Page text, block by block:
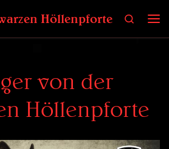
Höllenpforte
Search
von der
Höllenpforte